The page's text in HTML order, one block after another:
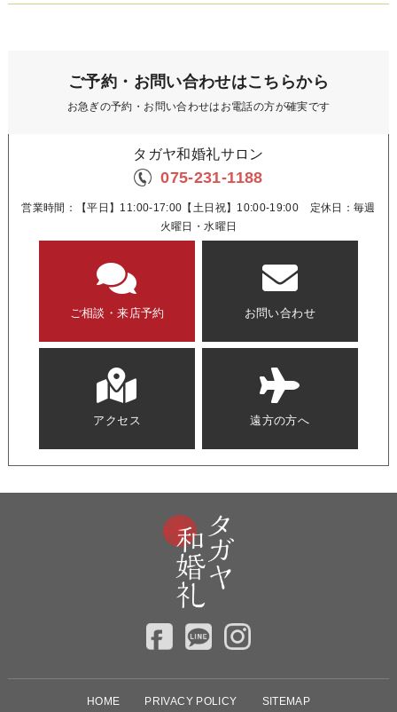
ご予約・お問い合わせはこちらから
お急ぎの予約・お問い合わせはお電話の方が確実です
タガヤ和婚礼サロン
075-231-1188
営業時間：【平日】11:00-17:00【土日祝】10:00-19:00 定休日：毎週
火曜日・水曜日
ご相談・来店予約 お問い合わせ
アクセス 遠方の方へ
HOME PRIVACY POLICY SITEMAP